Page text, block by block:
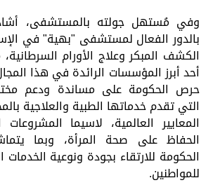
وفي مُستهل جولته بالمستشفى، أشاد
بالدور الفعال لمستشفى "بهية" في
الكشف المبكر وعلاج الأورام
أحد أبرز المؤسسات الرائدة في هذا
حرص الحكومة على مساندة ودعم
التي تقدم خدماتها الطبية والعلاجية
المعايير العالمية، لاسيما
الحفاظ على صحة المرأة، وبما
الحكومة للارتقاء بجودة ونوعية
للمواطنين.